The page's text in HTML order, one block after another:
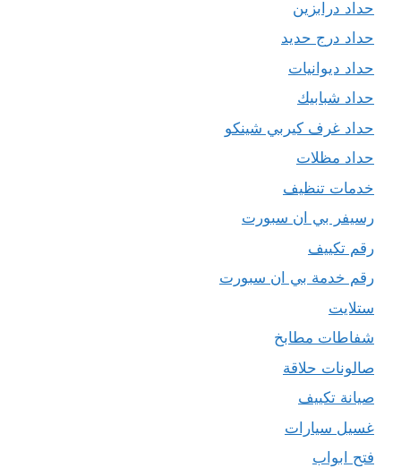
حداد درابزين
حداد درج حديد
حداد ديوانيات
حداد شبابيك
حداد غرف كيربي شينكو
حداد مظلات
خدمات تنظيف
رسيفر بي ان سبورت
رقم تكييف
رقم خدمة بي ان سبورت
ستلايت
شفاطات مطابخ
صالونات حلاقة
صيانة تكييف
غسيل سيارات
فتح ابواب